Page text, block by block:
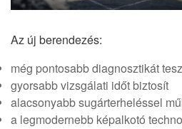
Az új berendezés:
még pontosabb diagnosztikát
gyorsabb vizsgálati időt biztosít
alacsonyabb sugárterheléssel
a legmodernebb képalkotó